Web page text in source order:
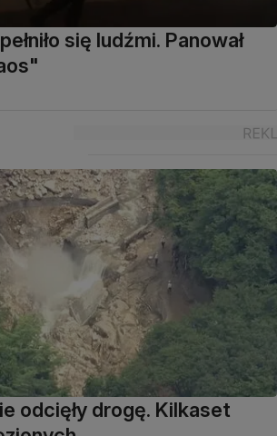
się ludźmi. Panował
odcięły drogę. Kilkaset